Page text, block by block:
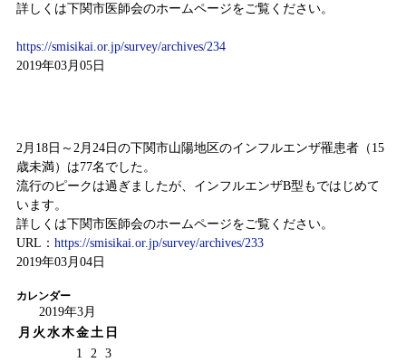
詳しくは下関市医師会のホームページをご覧ください。
https://smisikai.or.jp/survey/archives/234
2019年03月05日
2月18日～2月24日の下関市山陽地区のインフルエンザ罹患者（15
歳未満）は77名でした。
流行のピークは過ぎましたが、インフルエンザB型もではじめて
います。
詳しくは下関市医師会のホームページをご覧ください。
URL： https://smisikai.or.jp/survey/archives/233
2019年03月04日
カレンダー
2019年3月
月 火 水木金土 日
1 2
3